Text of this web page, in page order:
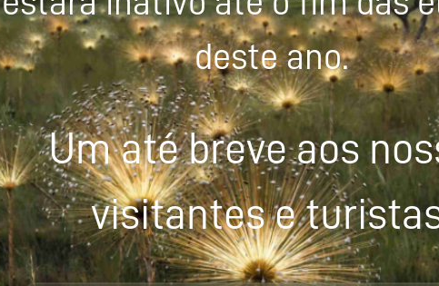
deste ano.
Um até breve aos
visitantes e